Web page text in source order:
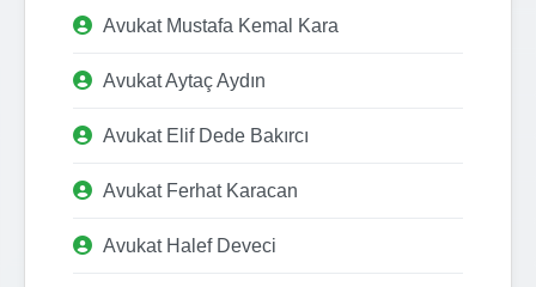
Avukat Mustafa Kemal Kara
Avukat Aytaç Aydın
Avukat Elif Dede Bakırcı
Avukat Ferhat Karacan
Avukat Halef Deveci